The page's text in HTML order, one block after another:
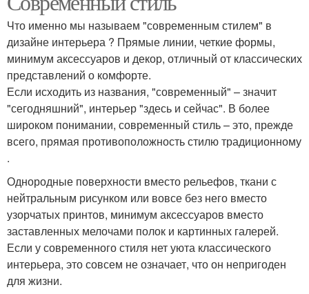
Что именно мы называем "современным стилем" в
дизайне интерьера ? Прямые линии, четкие формы,
минимум аксессуаров и декор, отличный от классических
представлений о комфорте.
Если исходить из названия, "современный" – значит
"сегодняшний", интерьер "здесь и сейчас". В более
широком понимании, современный стиль – это, прежде
всего, прямая противоположность стилю традиционному
.
Однородные поверхности вместо рельефов, ткани с
нейтральным рисунком или вовсе без него вместо
узорчатых принтов, минимум аксессуаров вместо
заставленных мелочами полок и картинных галерей.
Если у современного стиля нет уюта классического
интерьера, это совсем не означает, что он непригоден
для жизни.